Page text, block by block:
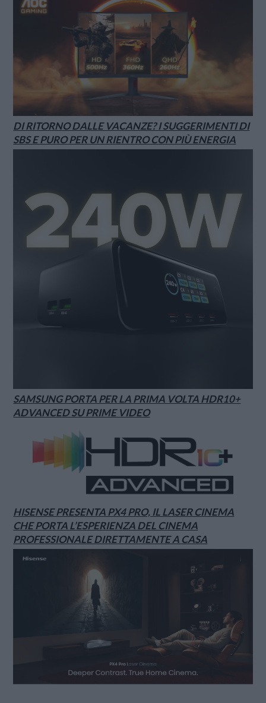
DI RITORNO DALLE VACANZE? I SUGGERIMENTI DI
SBS E PURO PER UN RIENTRO CON PIÙ ENERGIA
SAMSUNG PORTA PER LA PRIMA VOLTA HDR10+
ADVANCED SU PRIME VIDEO
HISENSE PRESENTA PX4 PRO, IL LASER CINEMA
CHE PORTA L’ESPERIENZA DEL CINEMA
PROFESSIONALE DIRETTAMENTE A CASA